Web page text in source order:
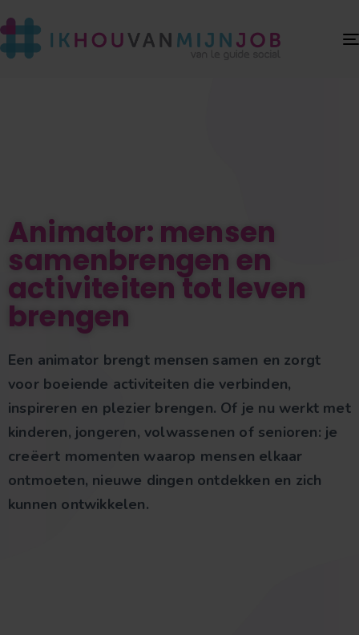
Animator: mensen
samenbrengen en
activiteiten tot leven
brengen
Een animator brengt mensen samen en zorgt
voor boeiende activiteiten die verbinden,
inspireren en plezier brengen. Of je nu werkt met
kinderen, jongeren, volwassenen of senioren: je
creëert momenten waarop mensen elkaar
ontmoeten, nieuwe dingen ontdekken en zich
kunnen ontwikkelen.